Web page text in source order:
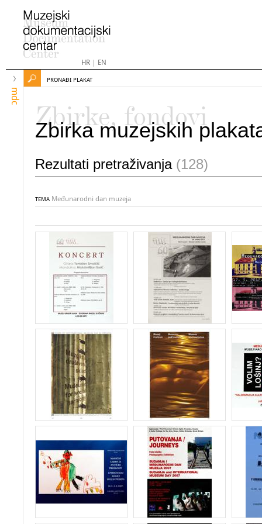
HR| EN
mdc
PRONAĐI PLAKAT
Zbirke, fondovi
Zbirka muzejskih
Rezultati pretraživanja (128)
TEMA Međunarodni dan muzeja